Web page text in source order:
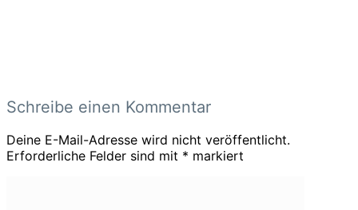
Schreibe einen Kommentar
Deine E-Mail-Adresse wird nicht veröffentlicht.
Erforderliche Felder sind mit * markiert